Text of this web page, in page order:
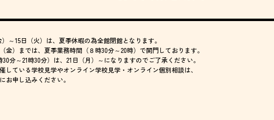
）～15日（火）は、夏季休暇の為全館閉館となります。
金）までは、夏季業務時間（８時30分～20時）で開門しております。
分～21時30分）は、21日（月）～になりますのでご了承ください。
している学校見学やオンライン学校見学・オンライン個別相談は、
お申し込みください。